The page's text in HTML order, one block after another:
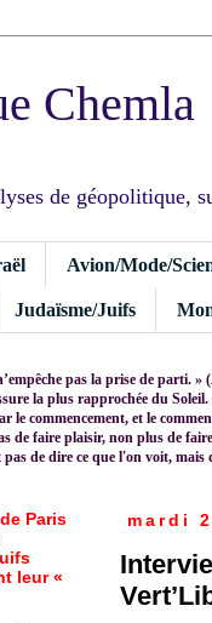
Chemla
de géopolitique,
Avion/Mode/
Judaïsme/Juifs
pas la prise de parti.
la plus rapprochée du
le commencement, et le
de faire plaisir, non plus de
de dire ce que l'on voit,
mardi
Paris
leur «